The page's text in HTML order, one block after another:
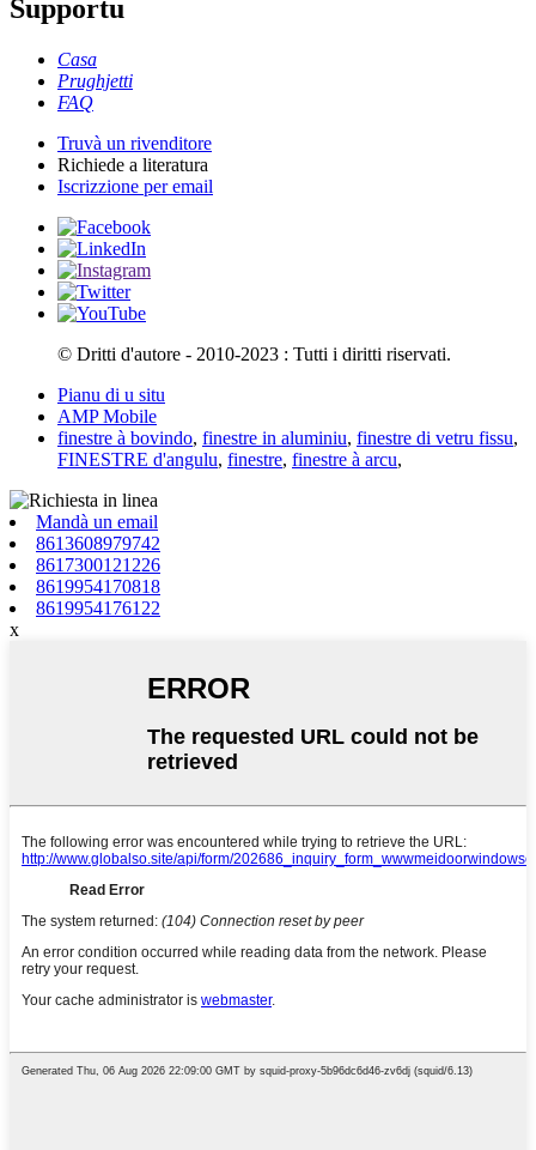
Supportu
Casa
Prughjetti
FAQ
Truvà un rivenditore
Richiede a literatura
Iscrizzione per email
© Dritti d'autore - 2010-2023 : Tutti i diritti riservati.
Pianu di u situ
AMP Mobile
finestre à bovindo, finestre in aluminiu, finestre di vetru fissu,
FINESTRE d'angulu, finestre, finestre à arcu,
Mandà un email
8613608979742
8617300121226
8619954170818
8619954176122
x